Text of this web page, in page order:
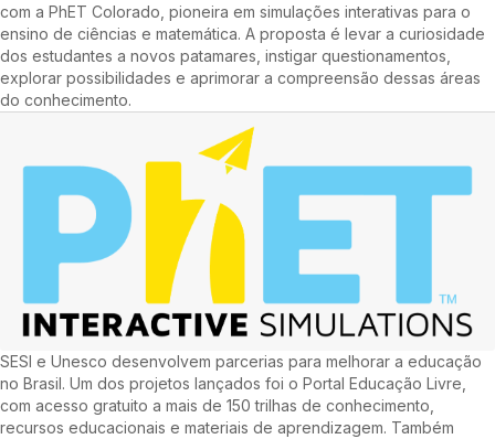
com a PhET Colorado, pioneira em simulações interativas para o
ensino de ciências e matemática. A proposta é levar a curiosidade
dos estudantes a novos patamares, instigar questionamentos,
explorar possibilidades e aprimorar a compreensão dessas áreas
do conhecimento.
SESI e Unesco desenvolvem parcerias para melhorar a educação
no Brasil. Um dos projetos lançados foi o Portal Educação Livre,
com acesso gratuito a mais de 150 trilhas de conhecimento,
recursos educacionais e materiais de aprendizagem. Também